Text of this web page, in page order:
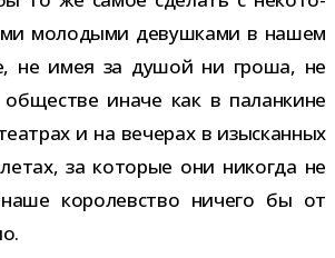
моло­дыми девуш­ками в нашем
не имея за душой ни гроша, не
иначе как в палан­кине
и на вече­рах в изыс­кан­ных
за кото­рые они нико­гда не
коро­лев­ство ничего бы от